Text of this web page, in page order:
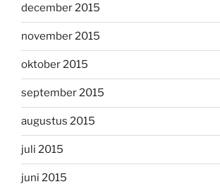
december 2015
november 2015
oktober 2015
september 2015
augustus 2015
juli 2015
juni 2015